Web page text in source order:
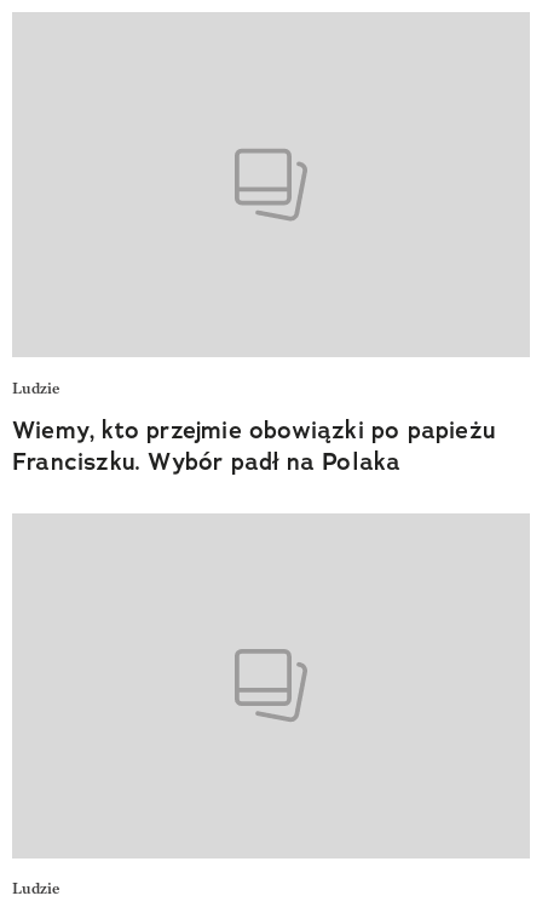
Ludzie
Wiemy, kto przejmie obowiązki po papieżu
Franciszku. Wybór padł na Polaka
Ludzie